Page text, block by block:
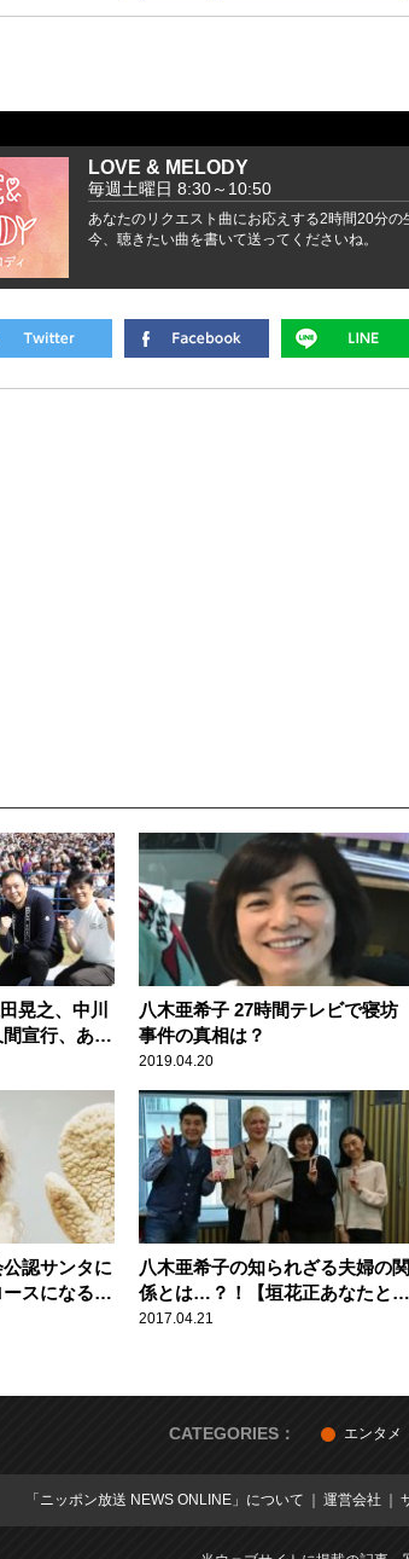
LOVE & MELODY
毎週土曜日 8:30～10:50
あなたのリクエスト曲にお応えする2時間20分の
今、聴きたい曲を書いて送ってくださいね。
晃之、中川
宣行、あ
崎育三郎、
か 次々登場
オパーク in
八木亜希子 27時間テレビで寝坊
事件の真相は？
2019.04.20
認サンタに
スになる方
八木亜希子の知られざる夫婦の関
係とは…？！【垣花正あなたとハ
ッピー！】
2017.04.21
CATEGORIES： エンタメ
「ニッポン放送 NEWS ONLINE」について 運営会社